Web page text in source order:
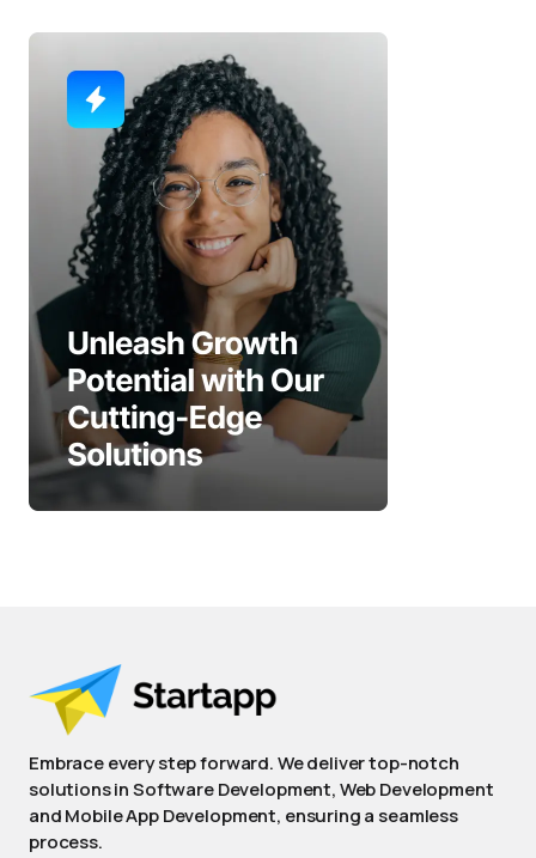
Embrace every step forward. We deliver top-notch
solutions in Software Development, Web Development
and Mobile App Development, ensuring a seamless
process.